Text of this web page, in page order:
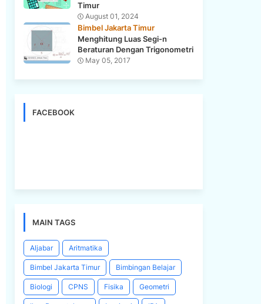
Timur
August 01, 2024
Bimbel Jakarta Timur
Menghitung Luas Segi-n
Beraturan Dengan Trigonometri
May 05, 2017
FACEBOOK
MAIN TAGS
Aljabar Aritmatika
Bimbel Jakarta Timur Bimbingan Belajar
Biologi CPNS Fisika Geometri